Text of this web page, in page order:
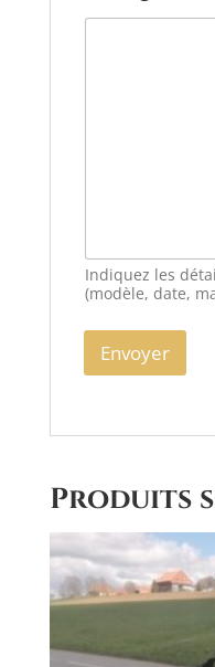
Indiquez les
(modèle, date,
Envoyer
r
a
t
i
Produits